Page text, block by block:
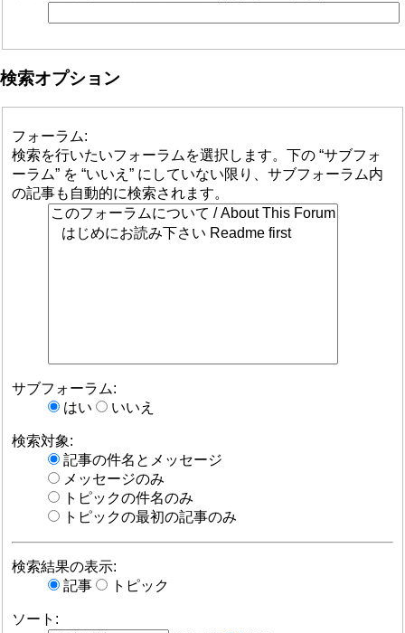
検索オプション
フォーラム:
検索を行いたいフォーラムを選択します。下の “サブフォ
ーラム” を “いいえ” にしていない限り、サブフォーラム内
の記事も自動的に検索されます。
サブフォーラム:
はい
いいえ
検索対象:
記事の件名とメッセージ
メッセージのみ
トピックの件名のみ
トピックの最初の記事のみ
検索結果の表示:
記事
トピック
ソート: